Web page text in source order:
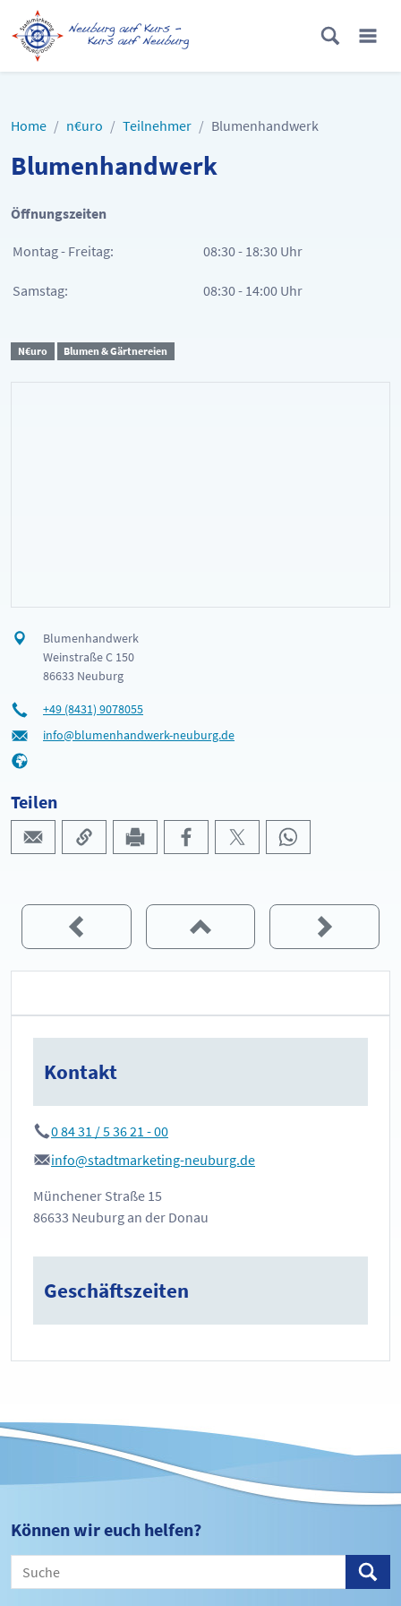
Home n€uro Teilnehmer Blumenhandwerk
Blumenhandwerk
Öffnungszeiten
Montag - Freitag: 08:30 - 18:30 Uhr
Samstag: 08:30 - 14:00 Uhr
N€uro Blumen & Gärtnereien
Blumenhandwerk
Weinstraße C 150
86633 Neuburg
+49 (8431) 9078055
info@blumenhandwerk-neuburg.de
Teilen
Kontakt
0 84 31 / 5 36 21 - 00
info@stadtmarketing-neuburg.de
Münchener Straße 15
86633 Neuburg an der Donau
Geschäftszeiten
Können wir euch helfen?